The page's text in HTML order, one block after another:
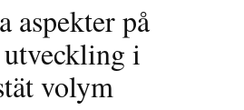
aspekter på
i
volym